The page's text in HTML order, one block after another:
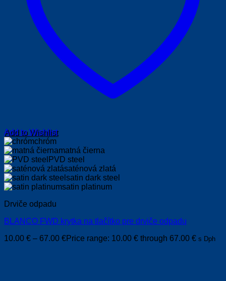
Add to Wishlist
chróm
matná čierna
PVD steel
saténová zlatá
satin dark steel
satin platinum
Drviče odpadu
BLANCO FWD krytka na tlačítko pre drviče odpadu
10.00 € – 67.00 €Price range: 10.00 € through 67.00 € s Dph